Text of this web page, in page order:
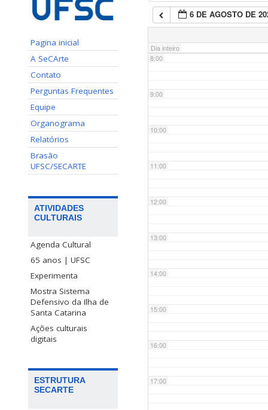
Pagina inicial
A SeCArte
Contato
Perguntas Frequentes
Equipe
Organograma
Relatórios
Brasão
UFSC/SECARTE
ATIVIDADES
CULTURAIS
Agenda Cultural
65 anos | UFSC
Experimenta
Mostra Sistema
Defensivo da Ilha de
Santa Catarina
Ações culturais
digitais
ESTRUTURA
SECARTE
6 DE AGOSTO DE
Dia inteiro
7:00
8:00
9:00
10:00
11:00
12:00
13:00
14:00
15:00
16:00
17:00